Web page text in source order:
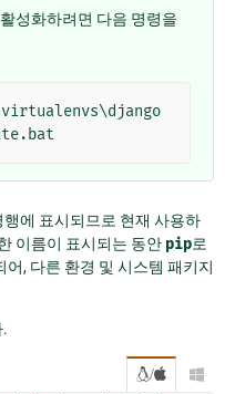
성화하려면 다음 명령을
에 표시되므로 현재 사용하
이름이 표시되는 동안 pip로
, 다른 환경 및 시스템 패키지
/ 